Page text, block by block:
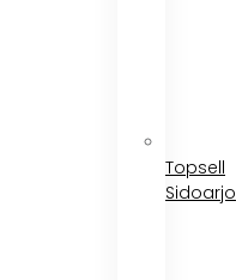
Topsell
Sidoarjo